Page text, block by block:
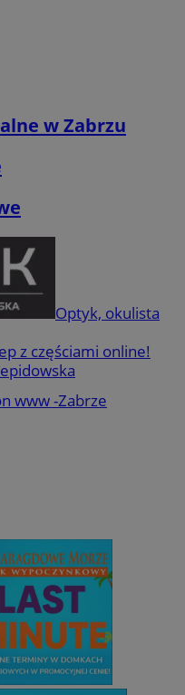
w Zabrzu
Optyk, okulista
z częściami online!
www -Zabrze